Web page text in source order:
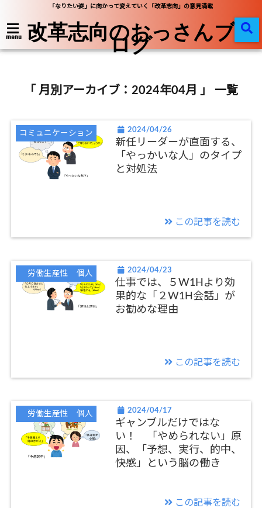
「なりたい姿」に向かって変えていく「改革志向」の意見満載
menu 改革志向のおっさんブ
ログ
「 月別アーカイブ：2024年04月 」 一覧
コミュニケーション 2024/04/26
新任リーダーが直面する、
「やっかいな人」のタイプ
と対処法
この記事を読む
労働生産性 個人 2024/04/23
仕事では、５W1Hより効
果的な「２W1H会話」が
お勧めな理由
この記事を読む
労働生産性 個人 2024/04/17
ギャンブルだけではな
い！ 「やめられない」原
因、「予想、実行、的中、
快感」という脳の働き
この記事を読む